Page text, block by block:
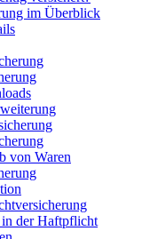
im Überblick
von Waren
der Haftpflicht